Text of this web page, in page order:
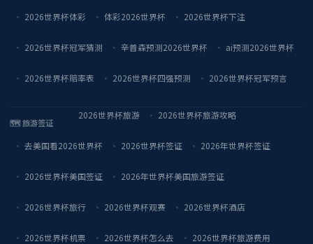
2026世界杯体彩 体彩2026世界杯 2026世界杯下注
2026世界杯冠军猜测 辛普森预测2026世界杯 ai预测2026世界杯
2026世界杯赔率表 2026世界杯四强预测 2026世界杯冠军预言
🗺️ 旅游签证
2026世界杯旅游 2026世界杯旅游攻略
去美国看2026世界杯 2026世界杯签证 2026年世界杯签证
2026世界杯美国签证 2026年世界杯美国旅游签证
2026世界杯旅行 2026世界杯观赛 2026世界杯酒店
2026世界杯机票 2026世界杯怎么去 2026世界杯旅游费用